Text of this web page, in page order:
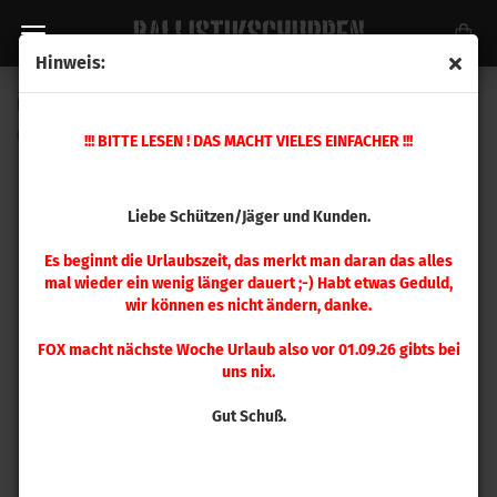
Hinweis:
!!! BITTE LESEN ! DAS MACHT VIELES EINFACHER !!!
Liebe Schützen/Jäger und Kunden.
Es beginnt die Urlaubszeit, das merkt man daran das alles
mal wieder ein wenig länger dauert ;-) Habt etwas Geduld,
wir können es nicht ändern, danke.
FOX macht nächste Woche Urlaub also vor 01.09.26 gibts bei
uns nix.
Gut Schuß.
UA0253)